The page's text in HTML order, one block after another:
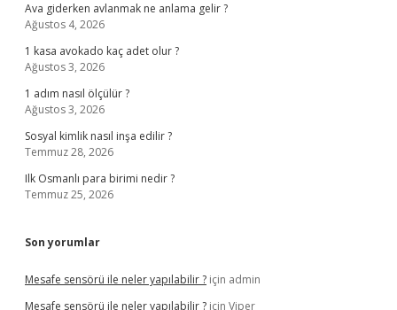
Ava giderken avlanmak ne anlama gelir ?
Ağustos 4, 2026
1 kasa avokado kaç adet olur ?
Ağustos 3, 2026
1 adım nasıl ölçülür ?
Ağustos 3, 2026
Sosyal kimlik nasıl inşa edilir ?
Temmuz 28, 2026
Ilk Osmanlı para birimi nedir ?
Temmuz 25, 2026
Son yorumlar
Mesafe sensörü ile neler yapılabilir ? için admin
Mesafe sensörü ile neler yapılabilir ? için Viper